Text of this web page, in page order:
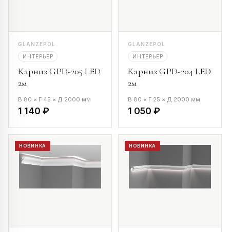
GLANZEPOL
ИНТЕРЬЕР
Карниз GPD-205 LED
2м
В 80 × Г 45 × Д 2000 мм
1 140 ₽
GLANZEPOL
ИНТЕРЬЕР
Карниз GPD-204 LED
2м
В 80 × Г 25 × Д 2000 мм
1 050 ₽
НОВИНКА НОВИНКА